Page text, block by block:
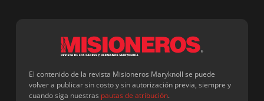
El contenido de la revista Misioneros Maryknoll se puede
volver a publicar sin costo y sin autorización previa, siempre y
cuando siga nuestras pautas de atribución.